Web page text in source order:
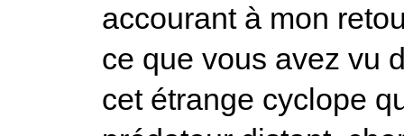
accourant à mon
ce que vous avez vu
cet étrange cyclope